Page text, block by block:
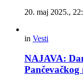
20. maj 2025.,
in Vesti
NAJAVA:
Pančevačkog